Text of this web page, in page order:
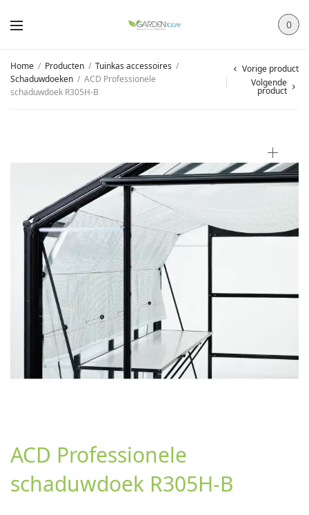
0
Home / Producten / Tuinkas accessoires /
Schaduwdoeken / ACD Professionele
schaduwdoek R305H-B
Vorige product
Volgende
product
ACD Professionele
schaduwdoek R305H-B